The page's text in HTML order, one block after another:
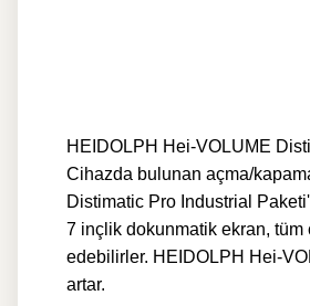
HEIDOLPH Hei-VOLUME
Cihazda bulunan açma/
Distimatic Pro Industrial
7 inçlik dokunmatik ekran, tüm
edebilirler. HEIDOLPH Hei-
artar.